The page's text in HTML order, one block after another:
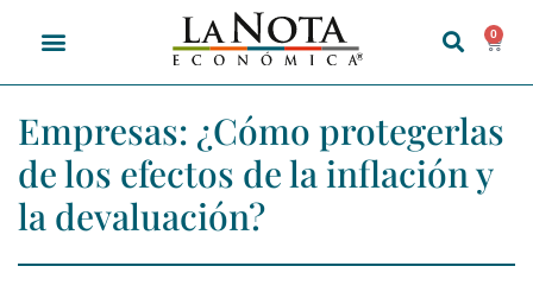
0
Empresas: ¿Cómo protegerlas
de los efectos de la inflación y
la devaluación?